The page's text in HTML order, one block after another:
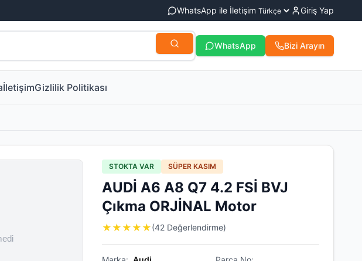
WhatsApp ile İletişim Giriş Yap
WhatsApp Bizi Arayın
İletişimGizlilik Politikası
STOKTA VAR SÜPER KASIM
AUDİ A6 A8 Q7 4.2 FSİ BVJ
Çıkma ORJİNAL Motor
★ ★ ★ ★ ★(42 Değerlendirme)